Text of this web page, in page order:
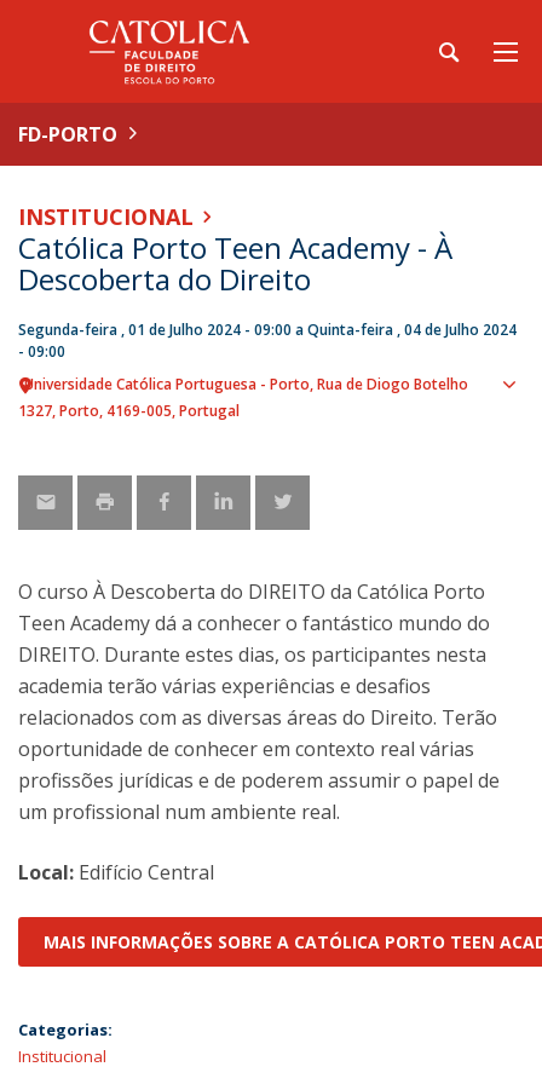
FD-PORTO
INSTITUCIONAL
Católica Porto Teen Academy - À
Descoberta do Direito
Segunda-feira , 01 de Julho 2024 - 09:00 aQuinta-feira , 04 de Julho 2024
- 09:00
Universidade Católica Portuguesa - Porto Rua de Diogo Botelho
1327 Porto 4169-005 Portugal
O curso À Descoberta do DIREITO da Católica Porto
Teen Academy dá a conhecer o fantástico mundo do
DIREITO. Durante estes dias, os participantes nesta
academia terão várias experiências e desafios
relacionados com as diversas áreas do Direito. Terão
oportunidade de conhecer em contexto real várias
profissões jurídicas e de poderem assumir o papel de
um profissional num ambiente real.
Local: Edifício Central
MAIS INFORMAÇÕES SOBRE A CATÓLICA PORTO TEEN
Categorias:
Institucional